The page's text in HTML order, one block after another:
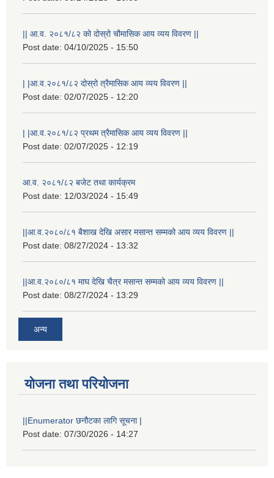
|| आ.व. २०८१/८२ को दोस्रो चौमासिक आय व्यय विवरण ||
Post date: 04/10/2025 - 15:50
| |आ.व.२०८१/८२ दोस्रो त्रैमासिक आय व्यय विवरण ||
Post date: 02/07/2025 - 12:20
| |आ.व.२०८१/८२ प्रथम त्रैमासिक आय व्यय विवरण ||
Post date: 02/07/2025 - 12:19
आ.व. २०८१/८२ बजेट तथा कार्यक्रम
Post date: 12/03/2024 - 15:49
||आ.व.२०८०/८१ बैशाख देखि असार मसान्त सम्मको आय व्यय विवरण ||
Post date: 08/27/2024 - 13:32
||आ.व.२०८०/८१ माघ देखि चैत्र मसान्त सम्मको आय व्यय विवरण ||
Post date: 08/27/2024 - 13:29
अन्य
योजना तथा परियोजना
||Enumerator छनौटका लागि सूचना |
Post date: 07/30/2026 - 14:27